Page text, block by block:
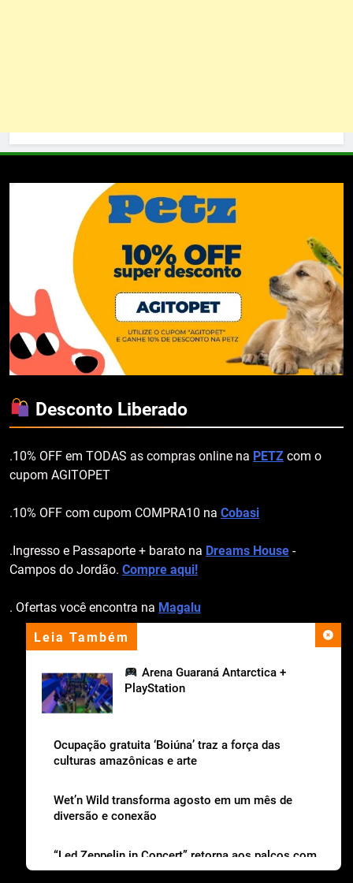
Leia Também
Arena Guaraná Antarctica +
PlayStation
Ocupação gratuita ‘Boiúna’ traz a força das
culturas amazônicas e arte
Wet’n Wild transforma agosto em um mês de
diversão e conexão
“Led Zeppelin in Concert” retorna aos palcos com
a Nova Orquestra
Desconto Liberado
.10% OFF em TODAS as compras online na PETZ com o
cupom AGITOPET
.10% OFF com cupom COMPRA10 na Cobasi
.Ingresso e Passaporte + barato na Dreams House -
Campos do Jordão. Compre aqui!
. Ofertas você encontra na Magalu
apoio institucional